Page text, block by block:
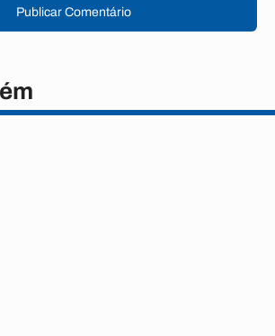
Publicar Comentário